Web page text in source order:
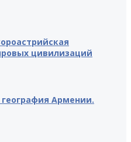
цивилизаций
Армении.